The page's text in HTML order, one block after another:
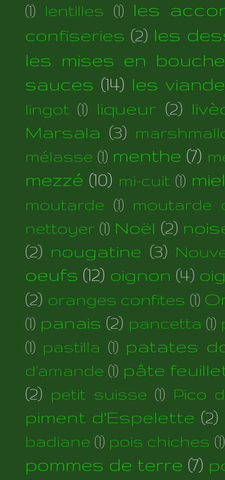
(1)
lentilles (1) les
confiseries (2) les
les mises en bouche
sauces (14) les
lingot (1) liqueur (2)
Marsala (3)
mélasse (1) menthe (7)
mezzé (10) mi-cuit (1) miel
moutarde (1) moutarde
nettoyer (1) Noël (2)
(2) nougatine (3)
oeufs (12) oignon (4)
(2) oranges confites (1)
(1) panais (2) pancetta (1)
(1) pastilla (1) patates
d'amande (1) pâte
(2) petit suisse (1) Pico
piment d'Espelette (2)
badiane (1) pois chiches (1)
pommes de terre (7)